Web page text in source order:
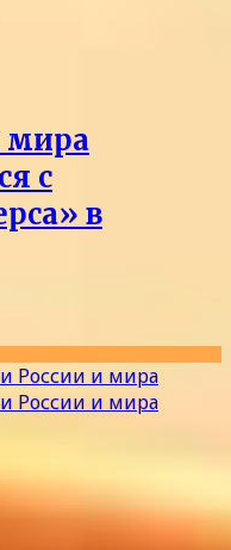
мира
с
в